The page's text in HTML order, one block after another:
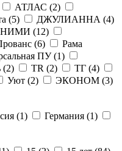
АТЛАС (2)
(5) ДЖУЛИАННА (4)
(12)
(6)
Рама
ПУ (1)
(2) ТR (2) ТГ (4)
Уют (2) ЭКОНОМ (3)
(1) Германия (1)